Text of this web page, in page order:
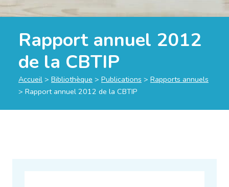
Rapport annuel 2012
de la CBTIP
Accueil > Bibliothèque > Publications > Rapports annuels
> Rapport annuel 2012 de la CBTIP